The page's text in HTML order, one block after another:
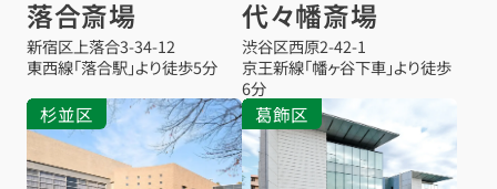
落合斎場
新宿区上落合3-34-12
東西線「落合駅」より徒歩5分
代々幡斎場
渋谷区西原2-42-1
京王新線「幡ヶ谷下車」より徒歩
6分
杉並区 葛飾区